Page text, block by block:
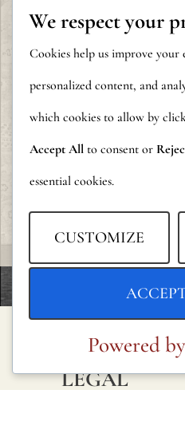
LEGAL
We respect your
Cookies help us improve your
personalized content, and
which cookies to allow by
Accept All to consent or
essential cookies.
CUSTOMIZE
Powered by